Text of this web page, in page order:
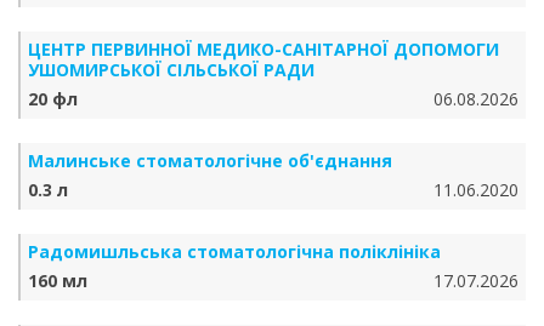
ЦЕНТР ПЕРВИННОЇ МЕДИКО-САНІТАРНОЇ ДОПОМОГИ
УШОМИРСЬКОЇ СІЛЬСЬКОЇ РАДИ
20 фл
06.08.2026
Малинське стоматологічне об'єднання
0.3 л
11.06.2020
Радомишльська стоматологічна поліклініка
160 мл
17.07.2026